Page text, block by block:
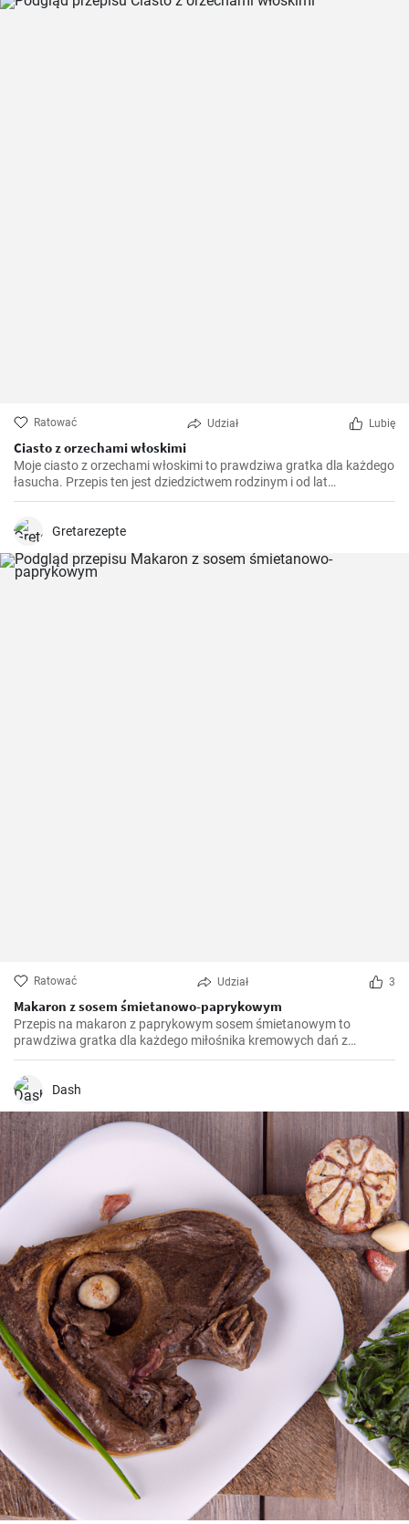
Ratować Udział Lubię
Ciasto z orzechami włoskimi
Moje ciasto z orzechami włoskimi to prawdziwa gratka dla każdego
łasucha. Przepis ten jest dziedzictwem rodzinym i od lat
przygotowuję go na różne okazje, niezależnie od pory roku. To
Jest również idealnym połączeniem chrupiących orzechów
Gretarezepte
Ratować Udział 3
Makaron z sosem śmietanowo-paprykowym
Przepis na makaron z paprykowym sosem śmietanowym to
prawdziwa gratka dla każdego miłośnika kremowych dań z
makaronem. Po raz pierwszy odkryłam go podczas podróży do
Włoch i od tamtej pory jest to ulubione danie w mojej kuchni.
Połączenie słodkiej papryki, kremowego sosu i aromatycznego
prażone orzeszki piniowe, aby zwiększyć teksturę i smak.
Dash